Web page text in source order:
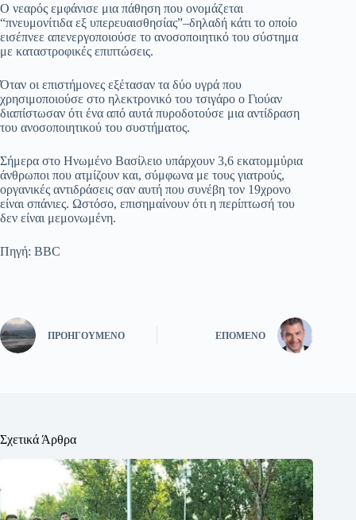
Ο νεαρός εμφάνισε μια πάθηση που ονομάζεται
“πνευμονίτιδα εξ υπερευαισθησίας”–δηλαδή κάτι το οποίο
εισέπνεε απενεργοποιούσε το ανοσοποιητικό του σύστημα
με καταστροφικές επιπτώσεις.
Όταν οι επιστήμονες εξέτασαν τα δύο υγρά που
χρησιμοποιούσε στο ηλεκτρονικό του τσιγάρο ο Γιούαν
διαπίστωσαν ότι ένα από αυτά πυροδοτούσε μια αντίδραση
του ανοσοποιητικού του συστήματος.
Σήμερα στο Ηνωμένο Βασίλειο υπάρχουν 3,6 εκατομμύρια
άνθρωποι που ατμίζουν και, σύμφωνα με τους γιατρούς,
οργανικές αντιδράσεις σαν αυτή που συνέβη τον 19χρονο
είναι σπάνιες. Ωστόσο, επισημαίνουν ότι η περίπτωσή του
δεν είναι μεμονωμένη.
Πηγή: BBC
ΠΡΟΗΓΟΎΜΕΝΟ ΕΠΌΜΕΝΟ
Σχετικά Άρθρα